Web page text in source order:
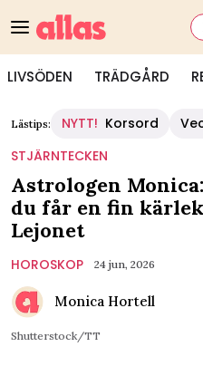
LIVSÖDEN TRÄDGÅRD
Lästips: NYTT! Korsord
STJÄRNTECKEN
Astrologen
du får en fin
Lejonet
HOROSKOP 24 jun, 2026
Monica Hortell
Shutterstock/TT